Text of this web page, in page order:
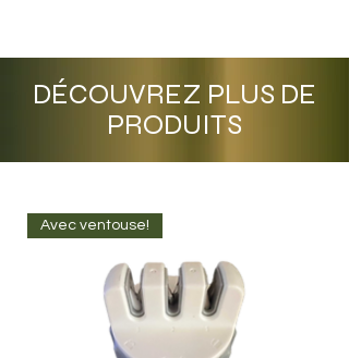
DÉCOUVREZ PLUS DE
PRODUITS
Avec ventouse!